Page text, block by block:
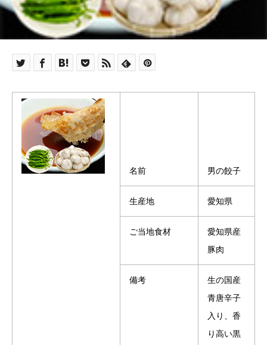
名前 男の餃子
生産地 愛知県
ご当地食材
愛知県産
豚肉
備考
生の国産
青唐辛子
入り、香
り高い黒